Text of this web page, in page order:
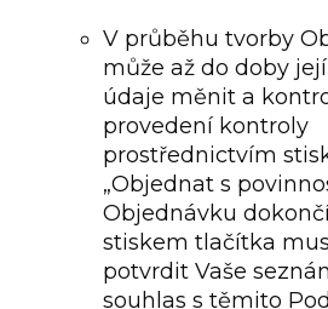
V průběhu tvorby
může až do doby
údaje měnit a
provedení kontroly
prostřednictvím
„Objednat s
Objednávku
stiskem tlačítka
potvrdit Vaše
souhlas s těmito